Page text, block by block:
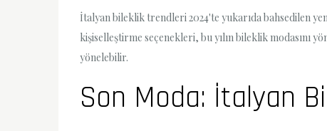
İtalyan bileklik trendleri 2024'te yukarıda bahsedilen
kişiselleştirme seçenekleri, bu yılın bileklik modasını
yönelebilir.
Son Moda: İtalyan